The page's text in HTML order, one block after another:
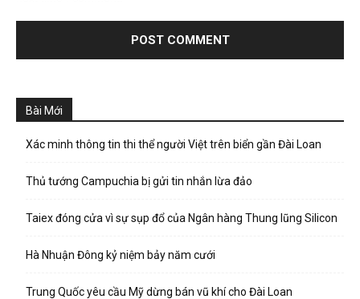
Bài Mới
Xác minh thông tin thi thể người Việt trên biển gần Đài Loan
Thủ tướng Campuchia bị gửi tin nhắn lừa đảo
Taiex đóng cửa vì sự sụp đổ của Ngân hàng Thung lũng Silicon
Hà Nhuận Đông kỷ niệm bảy năm cưới
Trung Quốc yêu cầu Mỹ dừng bán vũ khí cho Đài Loan